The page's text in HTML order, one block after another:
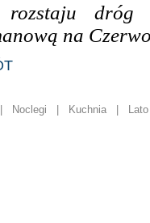
rozstaju dróg
na
Noclegi Kuchnia Lato